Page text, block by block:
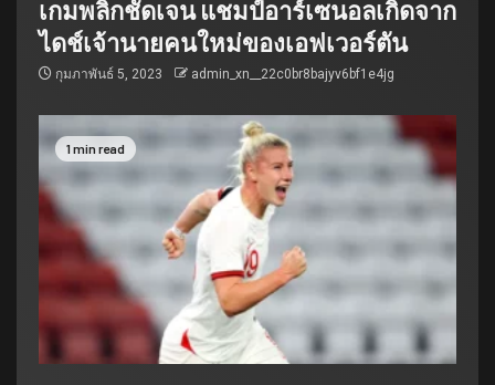
เกมพลิกชัดเจน แชมป์อาร์เซนอลเกิดจาก
ไดช์เจ้านายคนใหม่ของเอฟเวอร์ตัน
กุมภาพันธ์ 5, 2023 admin_xn__22c0br8bajyv6bf1e4jg
1 min read